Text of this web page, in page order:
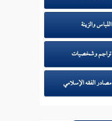
اللباس والزينة
تراجم وشخصيات
مصادر الفقه الإسلامي